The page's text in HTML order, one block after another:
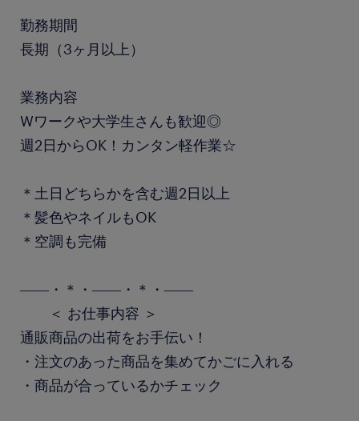
勤務期間
長期（3ヶ月以上）
業務内容
Wワークや大学生さんも歓迎◎
週2日からOK！カンタン軽作業☆
＊土日どちらかを含む週2日以上
＊髪色やネイルもOK
＊空調も完備
――・＊・――・＊・――
＜ お仕事内容 ＞
通販商品の出荷をお手伝い！
・注文のあった商品を集めてかごに入れる
・商品が合っているかチェック